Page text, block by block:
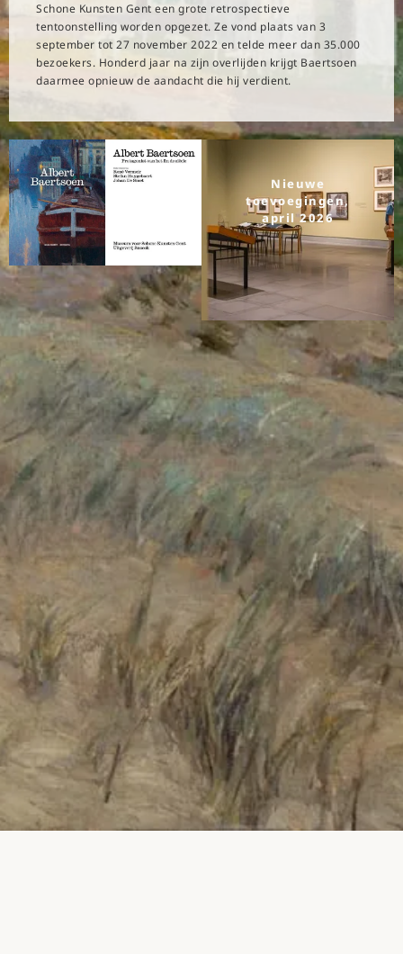
Schone Kunsten Gent een grote retrospectieve
tentoonstelling worden opgezet. Ze vond plaats van 3
september tot 27 november 2022 en telde meer dan 35.000
bezoekers. Honderd jaar na zijn overlijden krijgt Baertsoen
daarmee opnieuw de aandacht die hij verdient.
Nieuwe
toevoegingen,
april 2026